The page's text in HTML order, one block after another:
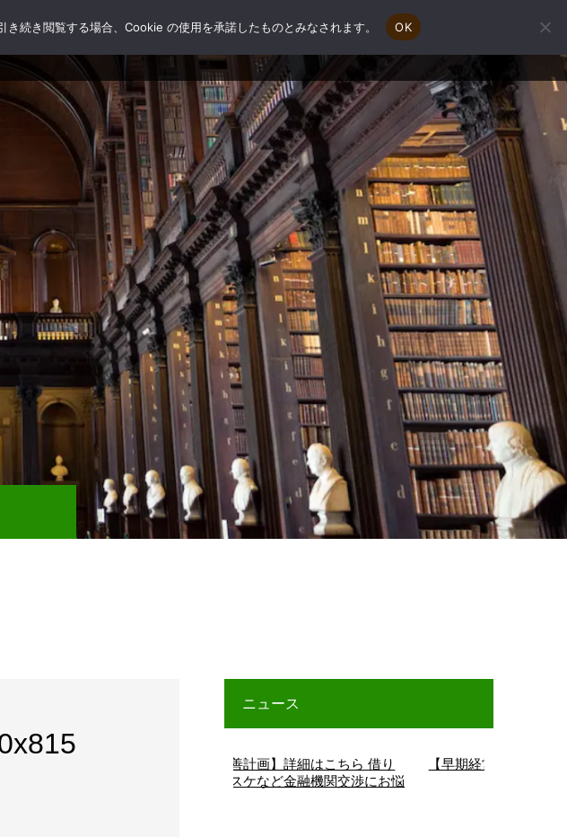
お問い合わせ
ニュース
【経営改善計画】詳細はこちら 借り
換え、リスケなど金融機関交渉にお悩
【早期経営改善計画】
続き閲覧する場合、Cookie の使用を承諾したものとみなされます。 OK